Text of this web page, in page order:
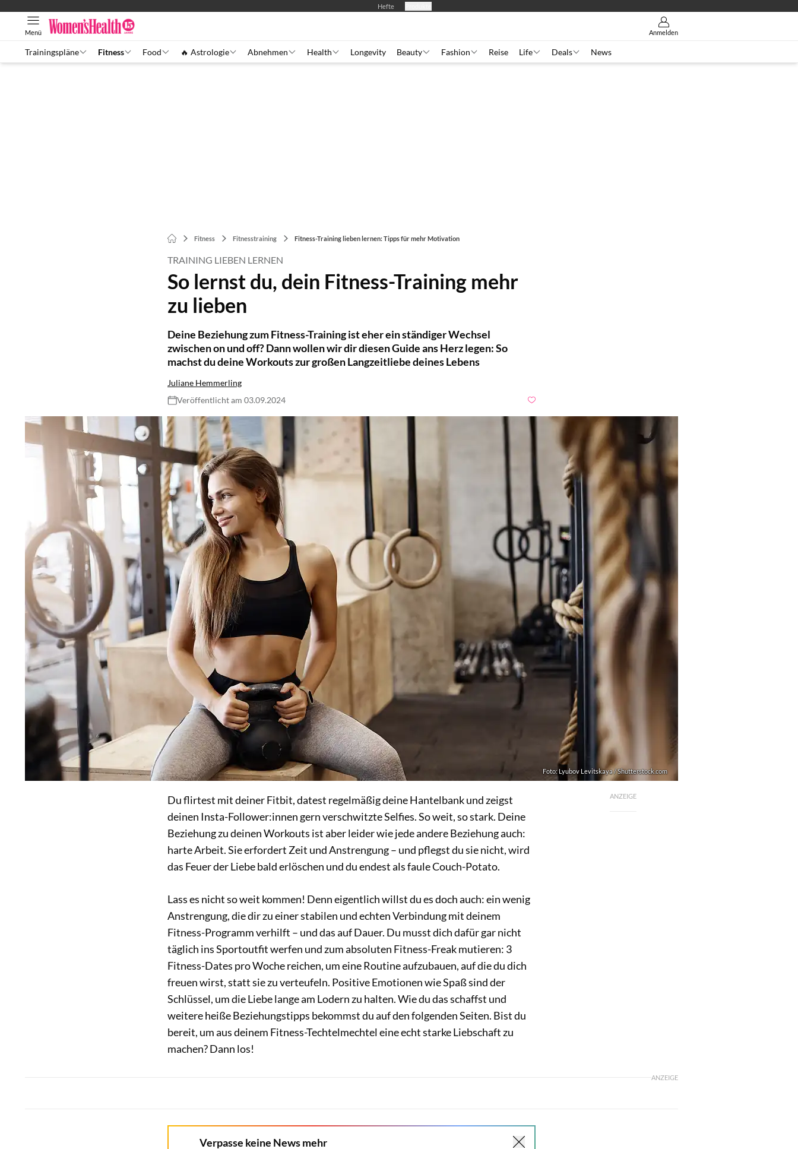
Hefte
Anmelden
Menü
Trainingspläne Fitness Food 🔥 Astrologie Abnehmen Health Longevity Beauty Fashion Reise Life Deals News
Fitness Fitnesstraining Fitness-Training lieben lernen: Tipps für mehr Motivation
TRAINING LIEBEN LERNEN
So lernst du, dein Fitness-Training mehr
zu lieben
Deine Beziehung zum Fitness-Training ist eher ein ständiger Wechsel
zwischen on und off? Dann wollen wir dir diesen Guide ans Herz legen: So
machst du deine Workouts zur großen Langzeitliebe deines Lebens​
Juliane Hemmerling
Veröffentlicht am 03.09.2024
Foto: Lyubov Levitskaya / Shutterstock.com
ANZEIGE
Du flirtest mit deiner Fitbit, datest regelmäßig deine Hantelbank und zeigst
deinen Insta-Follower:innen gern verschwitzte Selfies. So weit, so stark. Deine
Beziehung zu deinen Workouts ist aber leider wie jede andere Beziehung auch:
harte Arbeit. Sie erfordert Zeit und Anstrengung – und pflegst du sie nicht, wird
das Feuer der Liebe bald erlöschen und du endest als faule Couch-Potato.
Lass es nicht so weit kommen! Denn eigentlich willst du es doch auch: ein wenig
Anstrengung, die dir zu einer stabilen und echten Verbindung mit deinem
Fitness-Programm verhilft – und das auf Dauer. Du musst dich dafür gar nicht
täglich ins Sportoutfit werfen und zum absoluten Fitness-Freak mutieren: 3
Fitness-Dates pro Woche reichen, um eine Routine aufzubauen, auf die du dich
freuen wirst, statt sie zu verteufeln. Positive Emotionen wie Spaß sind der
Schlüssel, um die Liebe lange am Lodern zu halten. Wie du das schaffst und
weitere heiße Beziehungstipps bekommst du auf den folgenden Seiten. Bist du
bereit, um aus deinem Fitness-Techtelmechtel eine echt starke Liebschaft zu
machen? Dann los!
ANZEIGE
Verpasse keine News mehr